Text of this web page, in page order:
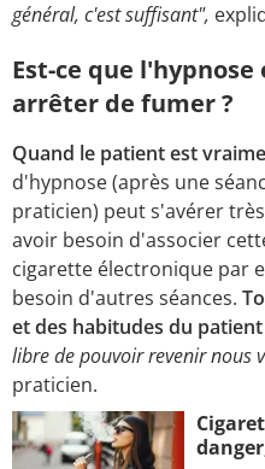
général, c'est suffisant",
Est-ce que
arrêter de fumer ?
Quand le patient est
d'hypnose (après une
praticien) peut s'avérer
avoir besoin d'associer
cigarette électronique par
besoin d'autres séances.
et des habitudes du patient
libre de pouvoir revenir nous
praticien.